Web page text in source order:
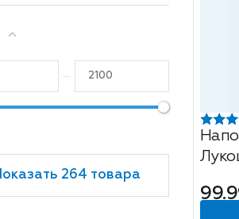
Показать 264 товара